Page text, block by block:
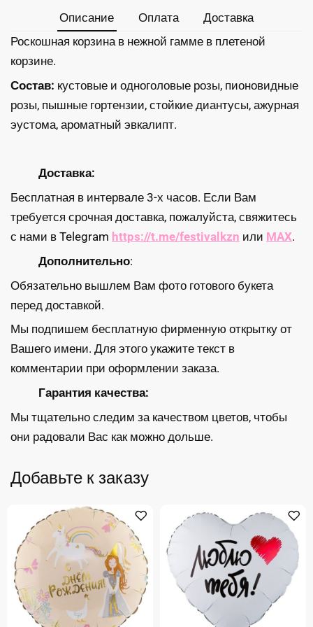
Описание Оплата
Доставка
Роскошная корзина в нежной гамме в плетеной
корзине.
Состав: кустовые и одноголовые розы, пионовидные
розы, пышные гортензии, стойкие диантусы, ажурная
эустома, ароматный эвкалипт.
Доставка:
Бесплатная в интервале 3-х часов. Если Вам
требуется срочная доставка, пожалуйста, свяжитесь
с нами в Telegram https://t.me/festivalkzn или MAX.
Дополнительно:
Обязательно вышлем Вам фото готового букета
перед доставкой.
Мы подпишем бесплатную фирменную открытку от
Вашего имени. Для этого укажите текст в
комментарии при оформлении заказа.
Гарантия качества:
Мы тщательно следим за качеством цветов, чтобы
они радовали Вас как можно дольше.
Добавьте к заказу